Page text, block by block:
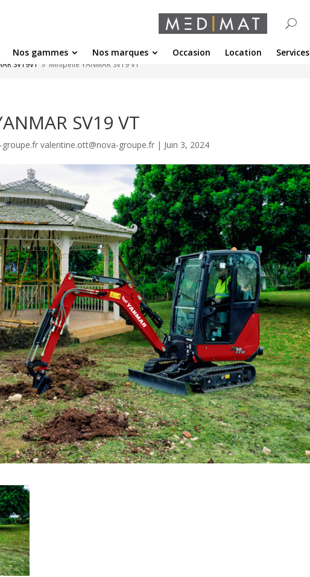
Nos gammes Nos marques Occasion Location Services
SV19VT 9 Minipelle YANMAR SV19 VT
SV19 VT
valentine.ott@nova-groupe.fr | Juin 3, 2024